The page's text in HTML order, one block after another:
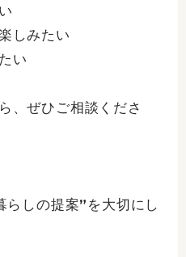
しみたい
い
、ぜひご相談くださ
らしの提案”を大切にし